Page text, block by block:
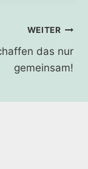
WEITER
das nur
gemeinsam!